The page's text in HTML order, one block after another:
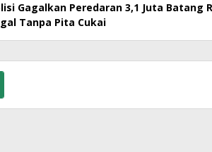
Gagalkan Peredaran 3,1 Juta Batang
Tanpa Pita Cukai